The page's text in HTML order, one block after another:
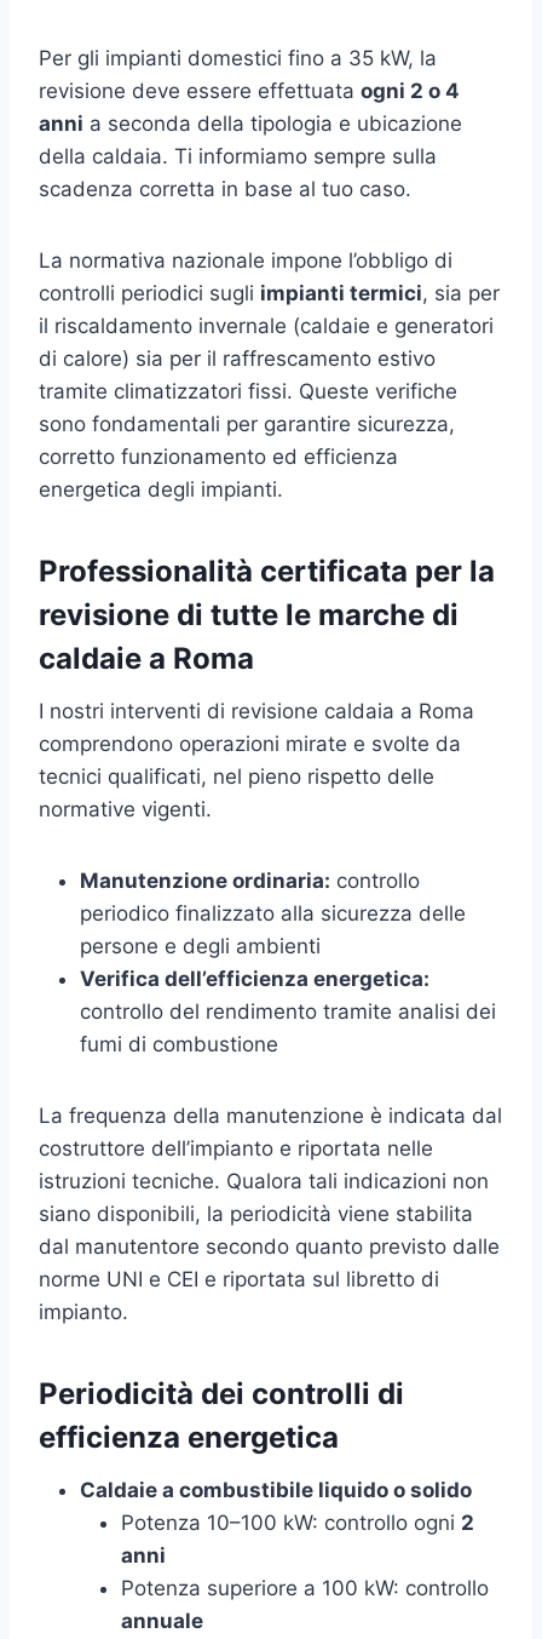
Per gli impianti domestici fino a 35 kW, la
revisione deve essere effettuata ogni 2 o 4
anni a seconda della tipologia e ubicazione
della caldaia. Ti informiamo sempre sulla
scadenza corretta in base al tuo caso.
La normativa nazionale impone l’obbligo di
controlli periodici sugli impianti termici, sia per
il riscaldamento invernale (caldaie e generatori
di calore) sia per il raffrescamento estivo
tramite climatizzatori fissi. Queste verifiche
sono fondamentali per garantire sicurezza,
corretto funzionamento ed efficienza
energetica degli impianti.
Professionalità certificata per la
revisione di tutte le marche di
caldaie a Roma
I nostri interventi di revisione caldaia a Roma
comprendono operazioni mirate e svolte da
tecnici qualificati, nel pieno rispetto delle
normative vigenti.
Manutenzione ordinaria: controllo
periodico finalizzato alla sicurezza delle
persone e degli ambienti
Verifica dell’efficienza energetica:
controllo del rendimento tramite analisi dei
fumi di combustione
La frequenza della manutenzione è indicata dal
costruttore dell’impianto e riportata nelle
istruzioni tecniche. Qualora tali indicazioni non
siano disponibili, la periodicità viene stabilita
dal manutentore secondo quanto previsto dalle
norme UNI e CEI e riportata sul libretto di
impianto.
Periodicità dei controlli di
efficienza energetica
Caldaie a combustibile liquido o solido
Potenza 10–100 kW: controllo ogni 2
anni
Potenza superiore a 100 kW: controllo
annuale